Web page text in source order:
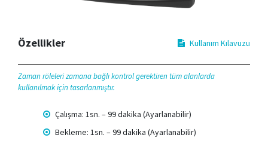
Özellikler Kullanım Kılavuzu
Zaman röleleri zamana bağlı kontrol gerektiren tüm alanlarda
kullanılmak için tasarlanmıştır.
Çalışma: 1sn. – 99 dakika (Ayarlanabilir)
Bekleme: 1sn. – 99 dakika (Ayarlanabilir)